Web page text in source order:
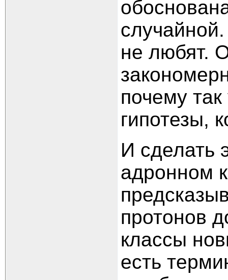
не любят.
почему
гипотезы,
И сделать
адронном
протонов
классы
есть